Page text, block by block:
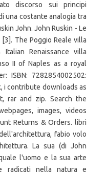
discorso sui principi
una costante analogia tra
John. John Ruskin - Le
The Poggio Reale villa
Renaissance villa
II of Naples as a royal
ISBN: 7282854002502:
i contribute downloads as
rar and zip. Search the
images, videos
Returns & Orders. libri
fabio volo
La sua (di John
l'uomo e la sua arte
radicati nella natura e